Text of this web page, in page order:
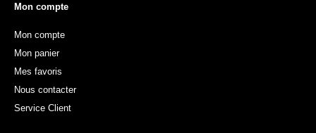
Mon compte
Mon compte
Mon panier
Mes favoris
Nous contacter
Service Client